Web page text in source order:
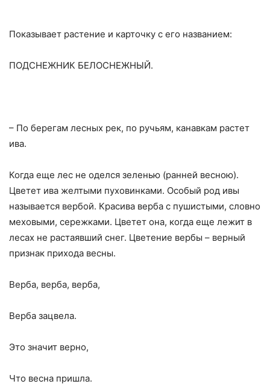
Показывает растение и карточку с его названием:
ПОДСНЕЖНИК БЕЛОСНЕЖНЫЙ.
– По берегам лесных рек, по ручьям, канавкам растет
ива.
Когда еще лес не оделся зеленью (ранней весною).
Цветет ива желтыми пуховинками. Особый род ивы
называется вербой. Красива верба с пушистыми, словно
меховыми, сережками. Цветет она, когда еще лежит в
лесах не растаявший снег. Цветение вербы – верный
признак прихода весны.
Верба, верба, верба,
Верба зацвела.
Это значит верно,
Что весна пришла.